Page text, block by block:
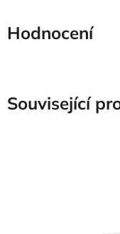
Hodnocení
Související